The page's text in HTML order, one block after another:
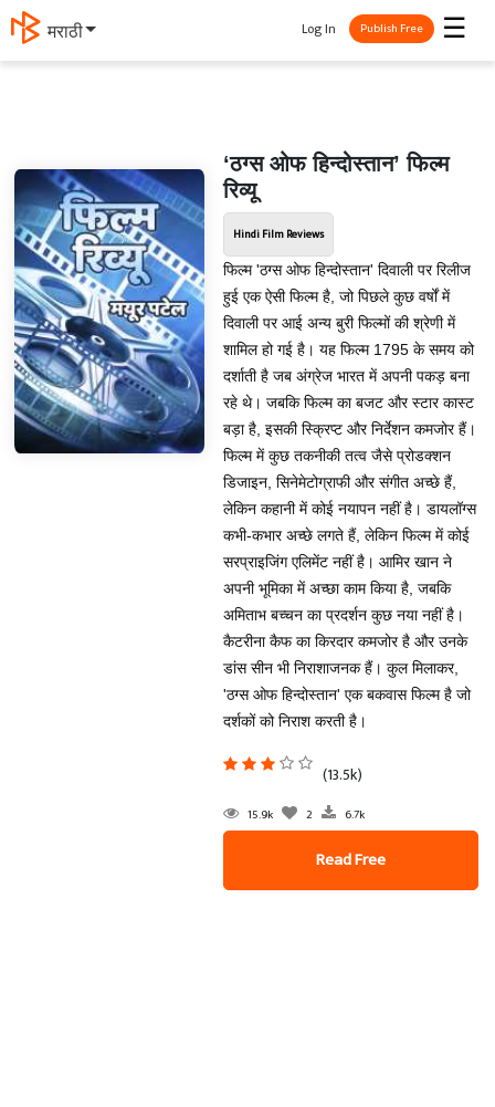
मराठी ☰
Log In Publish Free
‘ठग्स ओफ हिन्दोस्तान’ फिल्म
रिव्यू
Hindi Film Reviews
फिल्म 'ठग्स ओफ हिन्दोस्तान' दिवाली पर रिलीज
हुई एक ऐसी फिल्म है, जो पिछले कुछ वर्षों में
दिवाली पर आई अन्य बुरी फिल्मों की श्रेणी में
शामिल हो गई है। यह फिल्म 1795 के समय को
दर्शाती है जब अंग्रेज भारत में अपनी पकड़ बना
रहे थे। जबकि फिल्म का बजट और स्टार कास्ट
बड़ा है, इसकी स्क्रिप्ट और निर्देशन कमजोर हैं।
फिल्म में कुछ तकनीकी तत्व जैसे प्रोडक्शन
डिजाइन, सिनेमेटोग्राफी और संगीत अच्छे हैं,
लेकिन कहानी में कोई नयापन नहीं है। डायलॉग्स
कभी-कभार अच्छे लगते हैं, लेकिन फिल्म में कोई
सरप्राइजिंग एलिमेंट नहीं है। आमिर खान ने
अपनी भूमिका में अच्छा काम किया है, जबकि
अमिताभ बच्चन का प्रदर्शन कुछ नया नहीं है।
कैटरीना कैफ का किरदार कमजोर है और उनके
डांस सीन भी निराशाजनक हैं। कुल मिलाकर,
'ठग्स ओफ हिन्दोस्तान' एक बकवास फिल्म है जो
दर्शकों को निराश करती है।
(13.5k)
15.9k 2 6.7k
Read Free